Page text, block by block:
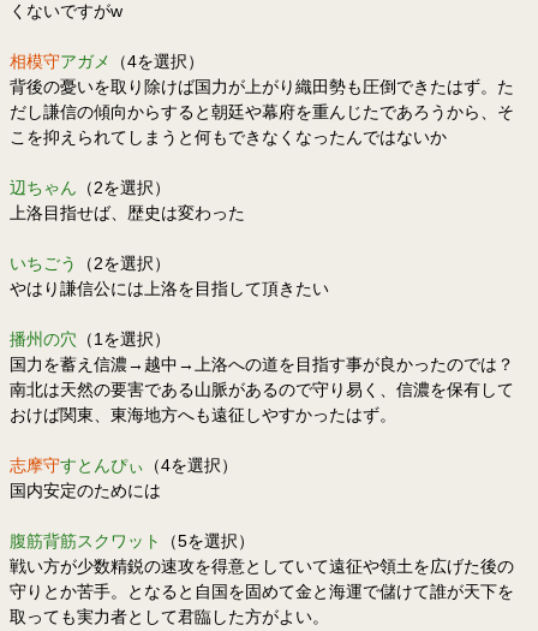
くないですがw
相模守アガメ
（4を選択）
背後の憂いを取り除けば国力が上がり織田勢も圧倒できたはず。た
だし謙信の傾向からすると朝廷や幕府を重んじたであろうから、そ
こを抑えられてしまうと何もできなくなったんではないか
辺ちゃん （2を選択）
上洛目指せば、歴史は変わった
いちごう
（2を選択）
やはり謙信公には上洛を目指して頂きたい
播州の穴 （1を選択）
国力を蓄え信濃→越中→上洛への道を目指す事が良かったのでは？
南北は天然の要害である山脈があるので守り易く、信濃を保有して
おけば関東、東海地方へも遠征しやすかったはず。
志摩守すとんぴぃ （4を選択）
国内安定のためには
腹筋背筋スクワット
（5を選択）
戦い方が少数精鋭の速攻を得意としていて遠征や領土を広げた後の
守りとか苦手。となると自国を固めて金と海運で儲けて誰が天下を
取っても実力者として君臨した方がよい。